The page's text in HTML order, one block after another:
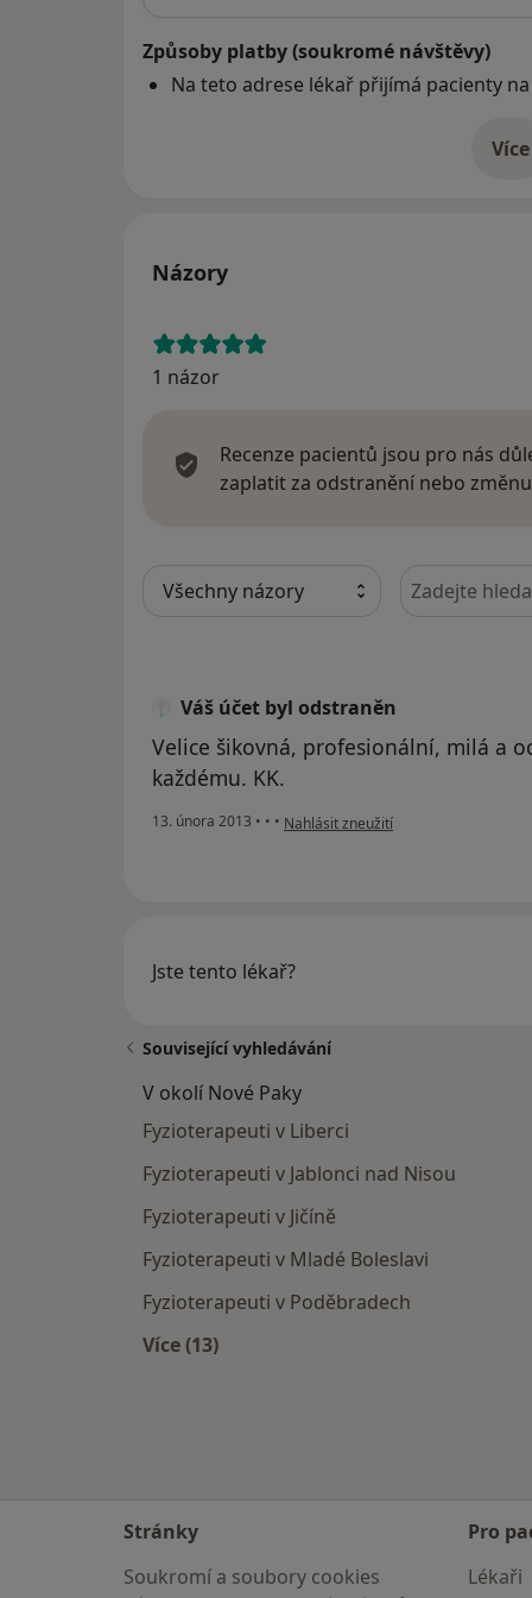
Způsoby platby (soukromé návštěvy)
Na teto adrese lékař přijímá pacienty
Více
o
Názory
1 názor
Recenze pacientů jsou pro nás
zaplatit za odstranění nebo
Hledejte v
Váš účet byl odstraněn
Velice šikovná, profesionální, milá a
každému. KK.
13. února 2013 • • • podle názoru uživatele Váš účet byl
Nahlásit zneužití
Jste tento lékař?
Související vyhledávání
V okolí Nové Paky
Fyzioterapeuti v Liberci
Fyzioterapeuti v Jablonci nad Nisou
Fyzioterapeuti v Jičíně
Fyzioterapeuti v Mladé Boleslavi
Fyzioterapeuti v Poděbradech
Více (13)
Stránky
Soukromí a soubory cookies
Pro
Lékaři